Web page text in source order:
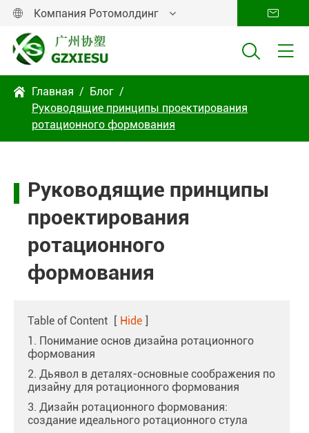
 Компания Ротомолдинг 
 
 Главная
Блог
Руководящие принципы проектирования
ротационного формования
Руководящие принципы
проектирования
ротационного
формования
Table of Content [ Hide ]
1. Понимание основ дизайна ротационного
формования
2. Дьявол в деталях-основные соображения по
дизайну для ротационного формования
3. Дизайн ротационного формования:
создание идеального ротационного стула